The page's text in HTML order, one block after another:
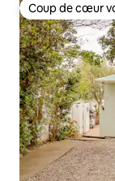
Coup de cœur
Coup de cœur